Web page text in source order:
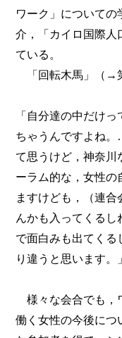
ワーク」について
介，「カイロ国際人
ている。
「回転木馬」（→
「自分達の中だけ
ちゃうんですよね
て思うけど，神奈川
ーラム的な，女性の
ますけども，（連
んかも入ってくるし
で面白みも出てくる
り違うと思います。」
様々な会合でも，
働く女性の今後につ